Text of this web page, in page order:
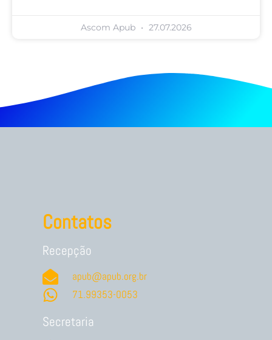
Ascom Apub 27.07.2026
Contatos
Recepção
apub@apub.org.br
71.99353-0053
Secretaria